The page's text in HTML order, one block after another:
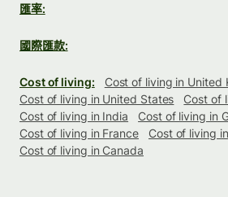
匯率:
國際匯款:
Cost of living:
Cost of living in United
Cost of living in United States
Cost of
Cost of living in India
Cost of living in
Cost of living in France
Cost of living
Cost of living in Canada